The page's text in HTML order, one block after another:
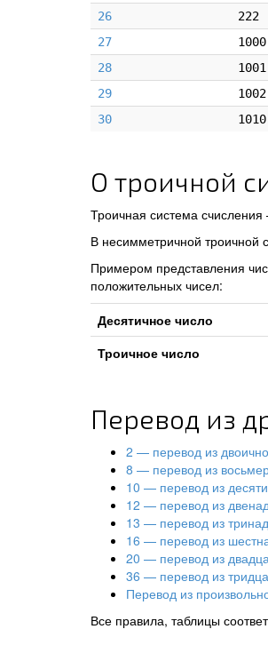
26
222
27
1000
28
1001
29
1002
30
1010
О троичной
Троичная система
В несимметричной
Примером представления
положительных чисел:
Десятичное число
Троичное число
Перевод из
2 — перевод из
8 — перевод из
10 — перевод из
12 — перевод из
13 — перевод из
16 — перевод из
20 — перевод из
36 — перевод из
Перевод из
Все правила, таблицы